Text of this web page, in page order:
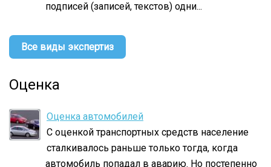
подписей (записей, текстов) одни...
Все виды экспертиз
Оценка
Оценка автомобилей
С оценкой транспортных средств население
сталкивалось раньше только тогда, когда
автомобиль попадал в аварию. Но постепенно